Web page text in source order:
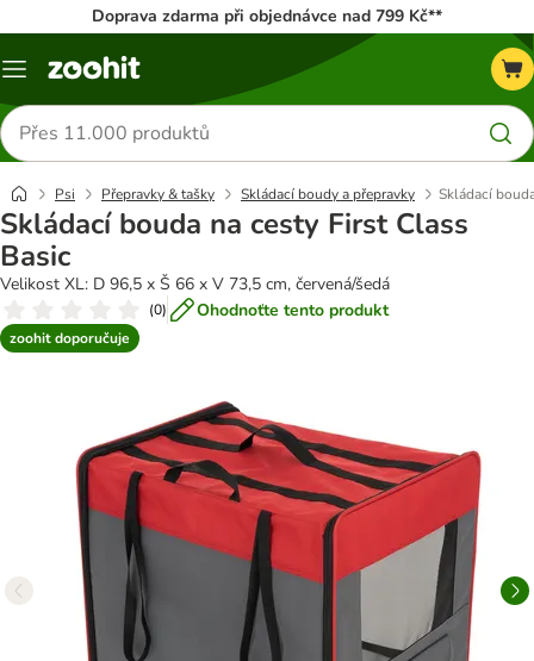
Doprava zdarma při objednávce nad 799 Kč**
Menu
Hledat
produkty
Psi Přepravky & tašky Skládací boudy a přepravky Skládací
Skládací bouda na cesty First Class
Basic
Velikost XL: D 96,5 x Š 66 x V 73,5 cm, červená/šedá
(0) Ohodnoťte tento produkt
zoohit doporučuje